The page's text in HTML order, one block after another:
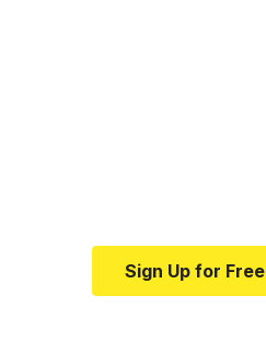
Sign Up for Free